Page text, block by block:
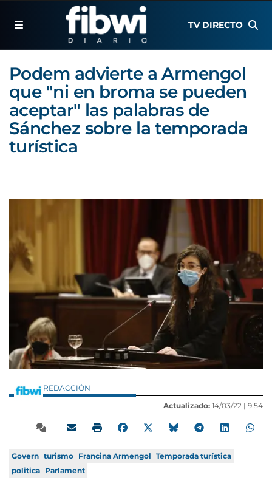
TV DIRECTO
Podem advierte a Armengol
que "ni en broma se pueden
aceptar" las palabras de
Sánchez sobre la temporada
turística
REDACCIÓN
Actualizado: 14/03/22 | 9:54
Govern turismo Francina Armengol Temporada turística
politica Parlament